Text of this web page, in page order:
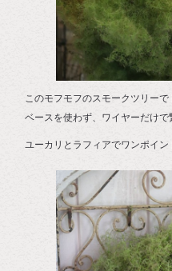
このモフモフのスモークツリーで
ベースを使わず、ワイヤーだけ
ユーカリとラフィアでワンポイン